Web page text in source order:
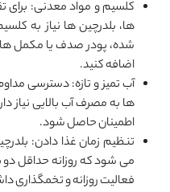
کلسیم و مواد معدنی:
‌ها، بلدرچین ‌ها نیاز به
شده، پودر صدف یا مکمل
اضافه کنید.
آب تمیز و تازه: دسترسی
ها به مصرف آب بالایی نیاز
اطمینان حاصل شود.
تنظیم زمان غذا دادن:
می ‌شود که روزانه حداقل دو
فعالیت روزانه و تخمگذاری